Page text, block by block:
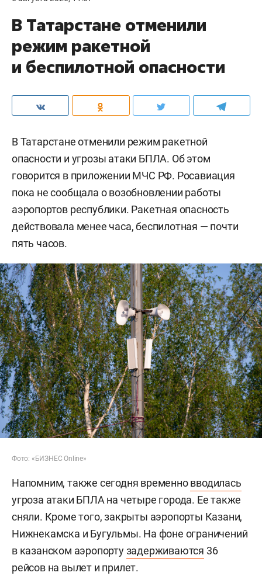
В Татарстане отменили
режим ракетной
и беспилотной опасности
В Татарстане отменили режим ракетной
опасности и угрозы атаки БПЛА. Об этом
говорится в приложении МЧС РФ. Росавиация
пока не сообщала о возобновлении работы
аэропортов республики. Ракетная опасность
действовала менее часа, беспилотная — почти
пять часов.
Фото: «БИЗНЕС Online»
Напомним, также сегодня временновводилась
угроза атаки БПЛА на четыре города. Ее также
сняли. Кроме того, закрыты аэропорты Казани,
Нижнекамска и Бугульмы. На фоне ограничений
в казанском аэропортузадерживаются 36
рейсов на вылет и прилет.